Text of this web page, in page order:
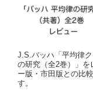
J.S.バッハ「平均律
の研究（全2巻）」を
ー版・市田版との比
す。